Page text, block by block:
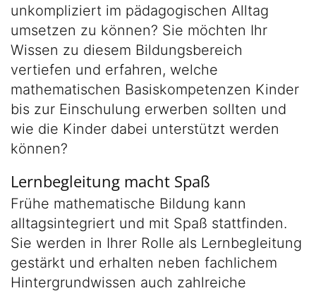
unkompliziert im pädagogischen Alltag
umsetzen zu können? Sie möchten Ihr
Wissen zu diesem Bildungsbereich
vertiefen und erfahren, welche
mathematischen Basiskompetenzen Kinder
bis zur Einschulung erwerben sollten und
wie die Kinder dabei unterstützt werden
können?
Lernbegleitung macht Spaß
Frühe mathematische Bildung kann
alltagsintegriert und mit Spaß stattfinden.
Sie werden in Ihrer Rolle als Lernbegleitung
gestärkt und erhalten neben fachlichem
Hintergrundwissen auch zahlreiche